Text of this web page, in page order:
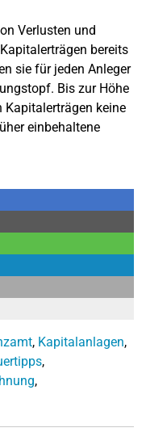
Verlusten und
bereits
sie für jeden Anleger
Bis zur Höhe
Kapitalerträgen keine
einbehaltene
, Kapitalanlagen,
,
,